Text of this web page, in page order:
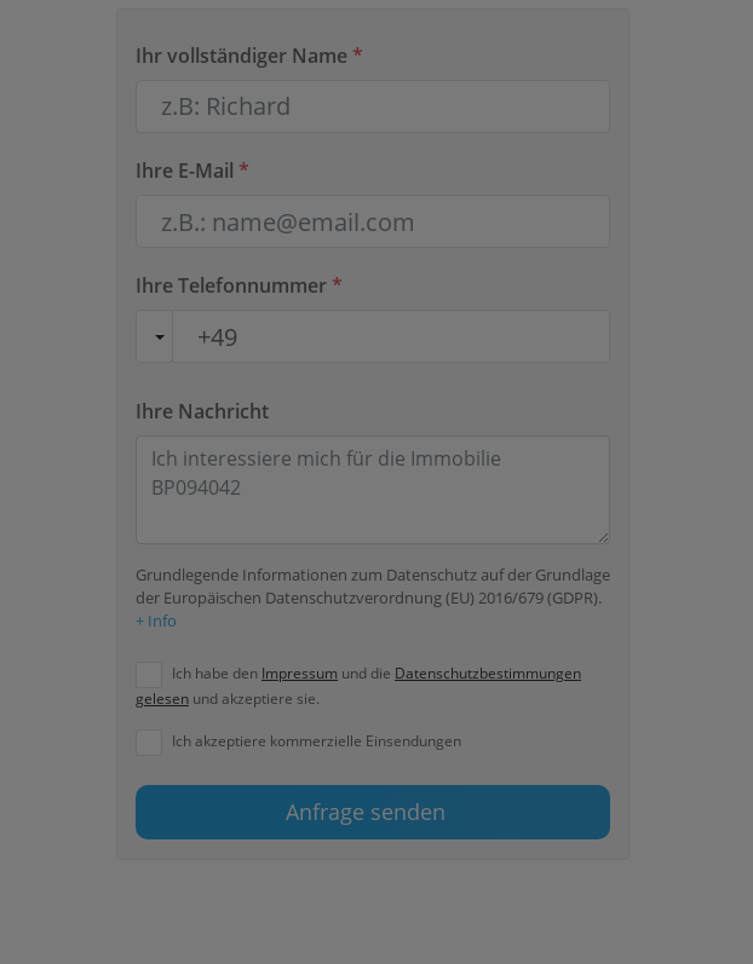
Ihr vollständiger Name *
Ihre E-Mail *
Ihre Telefonnummer *
Ihre Nachricht
Grundlegende Informationen zum Datenschutz auf der Grundlage
der Europäischen Datenschutzverordnung (EU) 2016/679 (GDPR).
+ Info
Ich habe den Impressum und die Datenschutzbestimmungen
gelesen und akzeptiere sie.
Ich akzeptiere kommerzielle Einsendungen
Anfrage senden